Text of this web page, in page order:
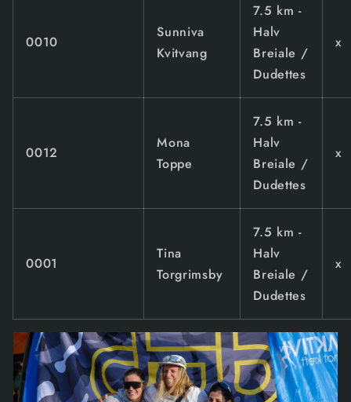
0010
Sunniva
Kvitvang
7.5 km -
Halv
Breiale /
Dudettes
x
0012
Mona
Toppe
7.5 km -
Halv
Breiale /
Dudettes
x
0001
Tina
Torgrimsby
7.5 km -
Halv
Breiale /
Dudettes
x